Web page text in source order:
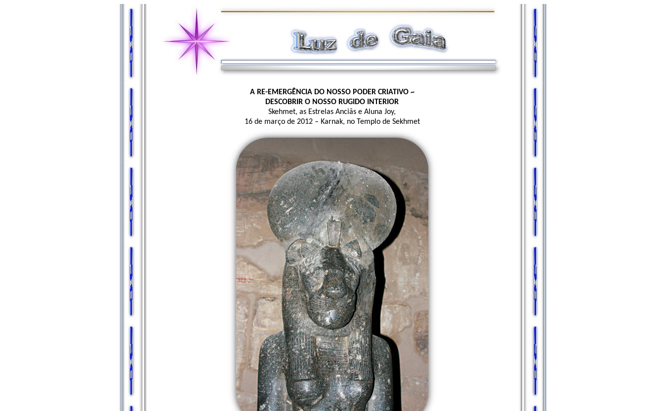
A RE-EMERGÊNCIA DO NOSSO PODER CRIATIVO ~
DESCOBRIR O NOSSO RUGIDO INTERIOR
Skehmet, as Estrelas Anciãs e Aluna Joy,
16 de março de 2012 – Karnak, no Templo de Sekhmet